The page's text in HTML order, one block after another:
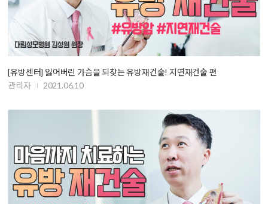
[유방센터] 잃어버린 가슴을 되찾는 유방재건술! 지연재건술 편
관리자
2021.06.10